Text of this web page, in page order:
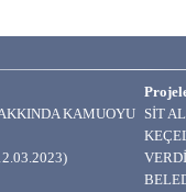
KAMUOYU SİT